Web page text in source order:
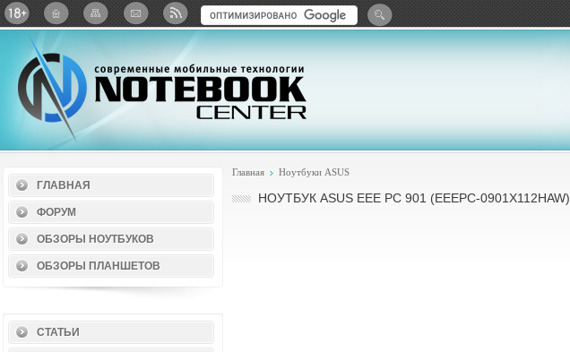
Twitter ВКонтактеGoogle+Яндекс: Каталог виджетов
ГЛАВНАЯ
ФОРУМ
ОБЗОРЫ НОУТБУКОВ
ОБЗОРЫ ПЛАНШЕТОВ
СТАТЬИ
Главная Ноутбуки ASUS
НОУТБУК ASUS EEE PC 901 (EEEPC-0901X112HAW)